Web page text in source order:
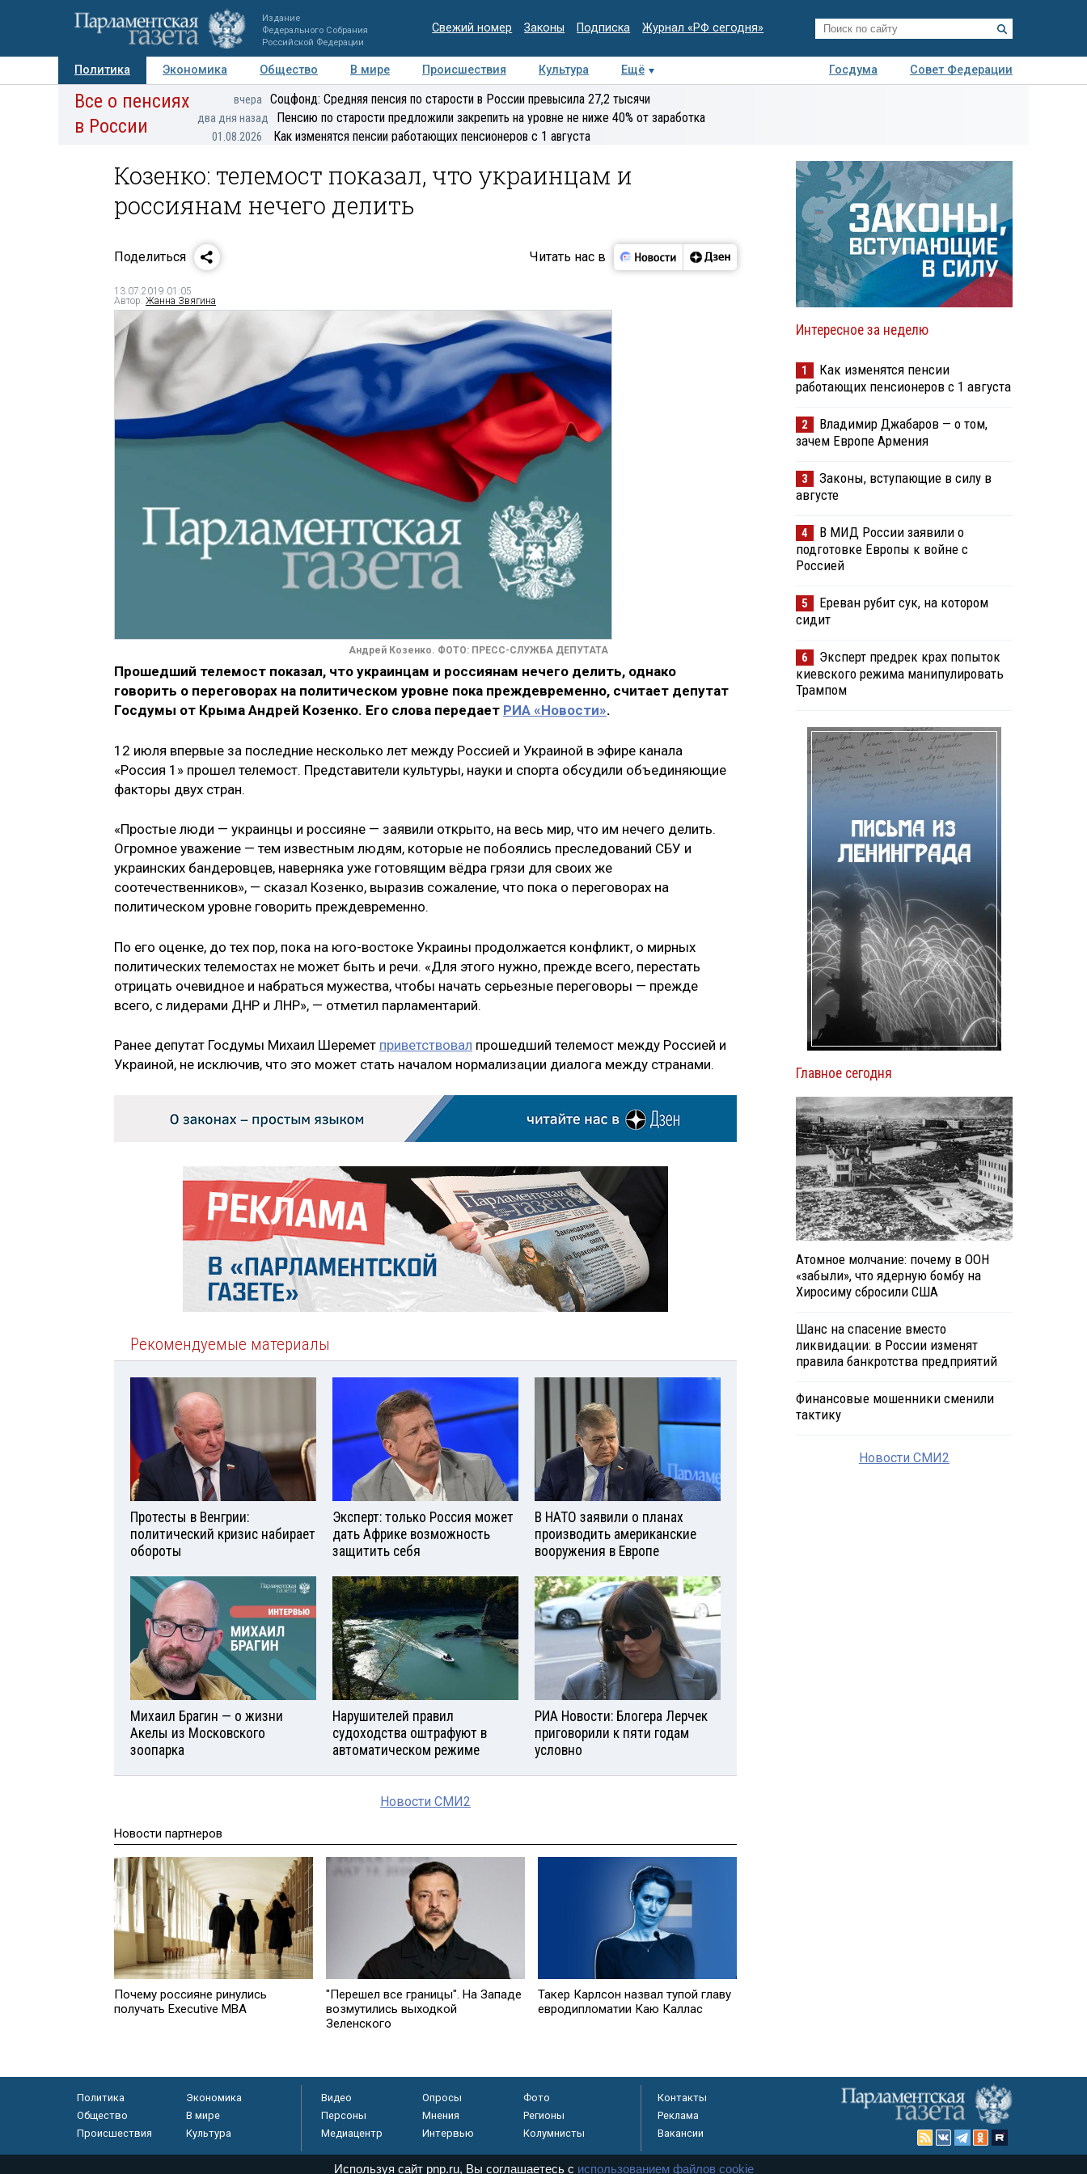
Издание
Федерального Собрания
Российской Федерации
Свежий номер Законы Подписка Журнал «РФ сегодня»
Политика Экономика Общество В мире Происшествия Культура Ещё Госдума
Совет Федерации
Авторы Персоны Мнения Регионы Медиацентр Интервью Колумнисты
экспертиза
Все о пенсиях
в России
вчера Соцфонд: Средняя пенсия по старости в России превысила 27,2 тысячи
два дня назад Пенсию по старости предложили закрепить на уровне не ниже 40% от заработка
01.08.2026 Как изменятся пенсии работающих пенсионеров с 1 августа
Козенко: телемост показал, что украинцам и
россиянам нечего делить
Поделиться Читать нас в
13.07.2019 01:05
Автор: Жанна Звягина
Андрей Козенко. ФОТО: ПРЕСС-СЛУЖБА ДЕПУТАТА
Прошедший телемост показал, что украинцам и россиянам нечего делить, однако
говорить о переговорах на политическом уровне пока преждевременно, считает депутат
Госдумы от Крыма Андрей Козенко. Его слова передает РИА «Новости».
12 июля впервые за последние несколько лет между Россией и Украиной в эфире канала
«Россия 1» прошел телемост. Представители культуры, науки и спорта обсудили объединяющие
факторы двух стран.
«Простые люди — украинцы и россияне — заявили открыто, на весь мир, что им нечего делить.
Огромное уважение — тем известным людям, которые не побоялись преследований СБУ и
украинских бандеровцев, наверняка уже готовящим вёдра грязи для своих же
соотечественников», — сказал Козенко, выразив сожаление, что пока о переговорах на
политическом уровне говорить преждевременно.
По его оценке, до тех пор, пока на юго-востоке Украины продолжается конфликт, о мирных
политических телемостах не может быть и речи. «Для этого нужно, прежде всего, перестать
отрицать очевидное и набраться мужества, чтобы начать серьезные переговоры — прежде
всего, с лидерами ДНР и ЛНР», — отметил парламентарий.
Ранее депутат Госдумы Михаил Шеремет приветствовал прошедший телемост между Россией и
Украиной, не исключив, что это может стать началом нормализации диалога между странами.
Рекомендуемые материалы
Протесты в Венгрии:
политический кризис набирает
обороты
Эксперт: только Россия может
дать Африке возможность
защитить себя
В НАТО заявили о планах
производить американские
вооружения в Европе
Михаил Брагин — о жизни
Акелы из Московского
зоопарка
Нарушителей правил
судоходства оштрафуют в
автоматическом режиме
РИА Новости: Блогера Лерчек
приговорили к пяти годам
условно
Новости СМИ2
Новости партнеров
Почему россияне ринулись
получать Executive MBA
"Перешел все границы". На Западе
возмутились выходкой
Зеленского
Такер Карлсон назвал тупой главу
евродипломатии Каю Каллас
Интересное за неделю
1
Как изменятся пенсии
работающих пенсионеров с 1 августа
2
Владимир Джабаров — о том,
зачем Европе Армения
3
Законы, вступающие в силу в
августе
4
В МИД России заявили о
подготовке Европы к войне с
Россией
5
Ереван рубит сук, на котором
сидит
6
Эксперт предрек крах попыток
киевского режима манипулировать
Трампом
Главное сегодня
Атомное молчание: почему в ООН
«забыли», что ядерную бомбу на
Хиросиму сбросили США
Шанс на спасение вместо
ликвидации: в России изменят
правила банкротства предприятий
Финансовые мошенники сменили
тактику
Новости СМИ2
Политика
Экономика
Общество
В мире
Происшествия
Культура
Видео Опросы
Фото
Персоны
Мнения
Регионы
Медиацентр
Интервью Колумнисты
Контакты
Реклама
Вакансии
Используя сайт pnp.ru, Вы соглашаетесь с использованием файлов cookie